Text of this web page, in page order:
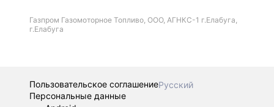
Газпром Газомоторное Топливо, ООО, АГНКС-1 г.Елабуга,
г.Елабуга
Пользовательское соглашениеРусский
Персональные данные